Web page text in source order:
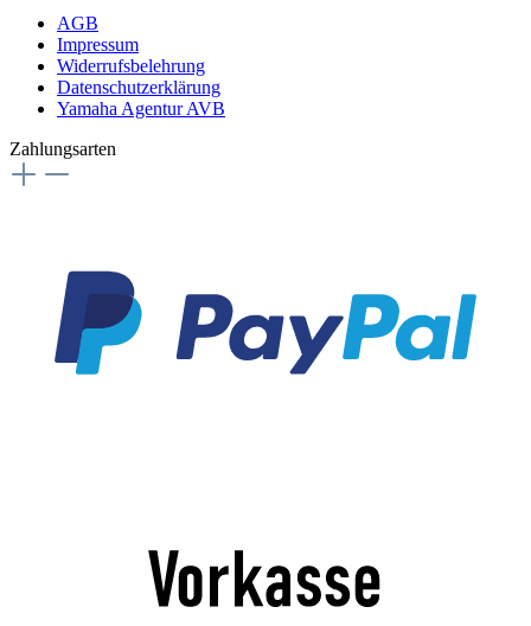
AGB
Impressum
Widerrufsbelehrung
Datenschutzerklärung
Yamaha Agentur AVB
Zahlungsarten